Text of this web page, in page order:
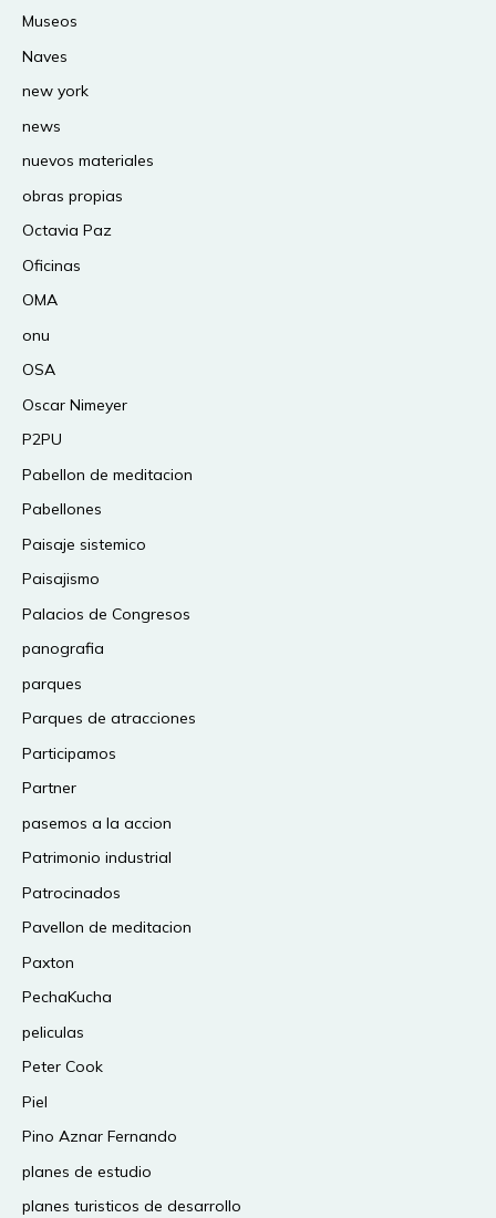
Museos
Naves
new york
news
nuevos materiales
obras propias
Octavia Paz
Oficinas
OMA
onu
OSA
Oscar Nimeyer
P2PU
Pabellon de meditacion
Pabellones
Paisaje sistemico
Paisajismo
Palacios de Congresos
panografia
parques
Parques de atracciones
Participamos
Partner
pasemos a la accion
Patrimonio industrial
Patrocinados
Pavellon de meditacion
Paxton
PechaKucha
peliculas
Peter Cook
Piel
Pino Aznar Fernando
planes de estudio
planes turisticos de desarrollo